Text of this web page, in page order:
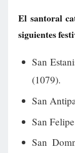
El santoral
siguientes
San
(1079).
San
San
San